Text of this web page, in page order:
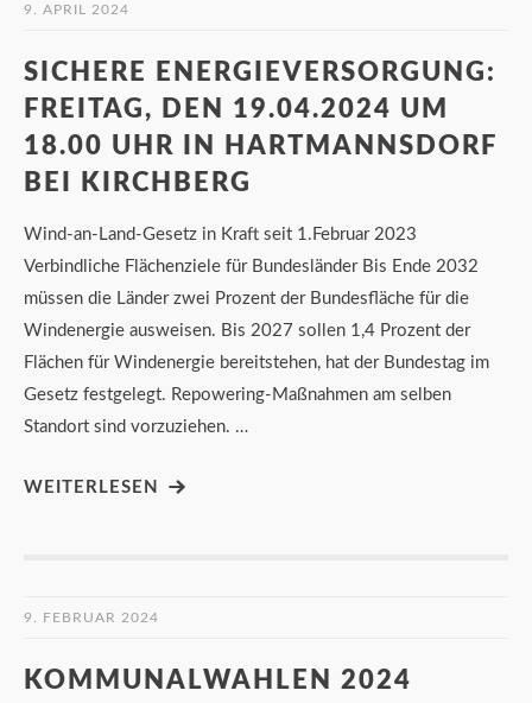
9. APRIL 2024
SICHERE ENERGIEVERSORGUNG:
FREITAG, DEN 19.04.2024 UM
18.00 UHR IN HARTMANNSDORF
BEI KIRCHBERG
Wind-an-Land-Gesetz in Kraft seit 1.Februar 2023
Verbindliche Flächenziele für Bundesländer Bis Ende 2032
müssen die Länder zwei Prozent der Bundesfläche für die
Windenergie ausweisen. Bis 2027 sollen 1,4 Prozent der
Flächen für Windenergie bereitstehen, hat der Bundestag im
Gesetz festgelegt. Repowering-Maßnahmen am selben
Standort sind vorzuziehen. …
WEITERLESEN
9. FEBRUAR 2024
KOMMUNALWAHLEN 2024